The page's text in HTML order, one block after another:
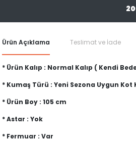
Ürün Açıklama Teslimat ve İade
* Ürün Kalıp : Normal Kalıp ( Kendi
* Kumaş Türü : Yeni Sezona Uygun Kot
* Ürün Boy : 105 cm
* Astar : Yok
* Fermuar : Var